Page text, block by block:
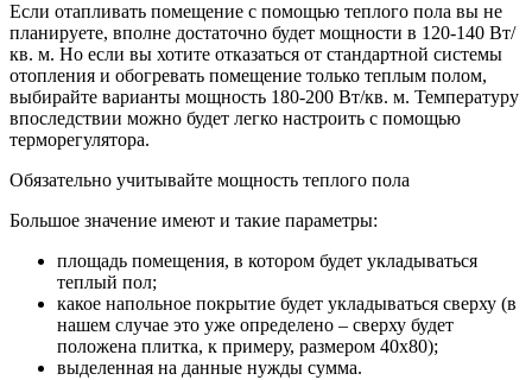
Если отапливать помещение с помощью теплого пола вы не
планируете, вполне достаточно будет мощности в 120-140 Вт/
кв. м. Но если вы хотите отказаться от стандартной системы
отопления и обогревать помещение только теплым полом,
выбирайте варианты мощность 180-200 Вт/кв. м. Температуру
впоследствии можно будет легко настроить с помощью
терморегулятора.
Обязательно учитывайте мощность теплого пола
Большое значение имеют и такие параметры:
площадь помещения, в котором будет укладываться
теплый пол;
какое напольное покрытие будет укладываться сверху (в
нашем случае это уже определено – сверху будет
положена плитка, к примеру, размером 40х80);
выделенная на данные нужды сумма.